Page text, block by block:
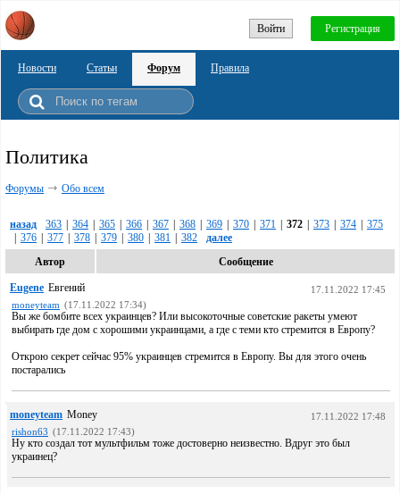
Войти Регистрация
Новости Статьи Форум Правила
Политика
Форумы Обо всем
назад 363 364 365 366 367 368 369 370 371 372 373 374
375
376 377 378 379 380 381 382
далее
Автор
Сообщение
Eugene Евгений
17.11.2022 17:45
moneyteam (17.11.2022 17:34)
Вы же бомбите всех украинцев? Или высокоточные советские ракеты умеют
выбирать где дом с хорошими украинцами, а где с теми кто стремится в Европу?
Открою секрет сейчас 95% украинцев стремится в Европу. Вы для этого очень
постарались
moneyteam Money
17.11.2022 17:48
rishon63 (17.11.2022 17:43)
Ну кто создал тот мультфильм тоже достоверно неизвестно. Вдруг это был
украинец?